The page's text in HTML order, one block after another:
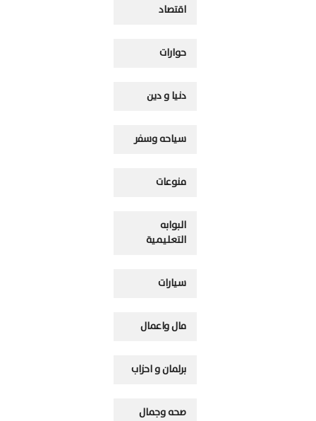
اقتصاد
حوارات
دنيا و دين
سياحه وسفر
منوعات
البوابه
التعليمية
سيارات
مال واعمال
برلمان و احزاب
صحه وجمال